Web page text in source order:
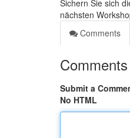
Sichern Sie sich
nächsten
Comments
Comments
Submit a
No HTML